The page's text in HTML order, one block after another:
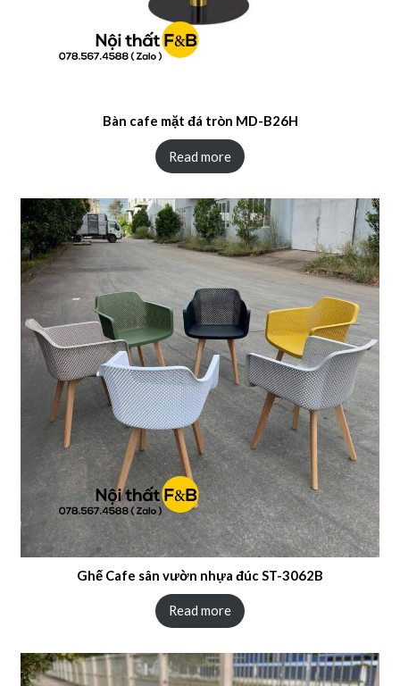
Bàn cafe mặt đá tròn MD-B26H
Read more
Ghế Cafe sân vườn nhựa đúc ST-3062B
Read more